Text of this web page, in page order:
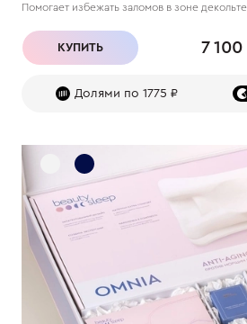
Помогает избежать заломов в зоне
КУПИТЬ 7 100
Долями по 1775 ₽